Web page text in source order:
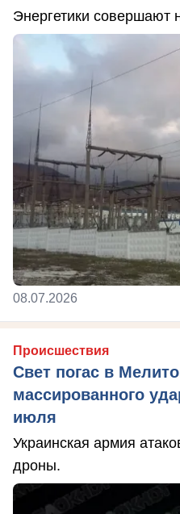
Энергетики совершают
08.07.2026
Происшествия
Свет погас в
массированного
июля
Украинская армия
дроны.